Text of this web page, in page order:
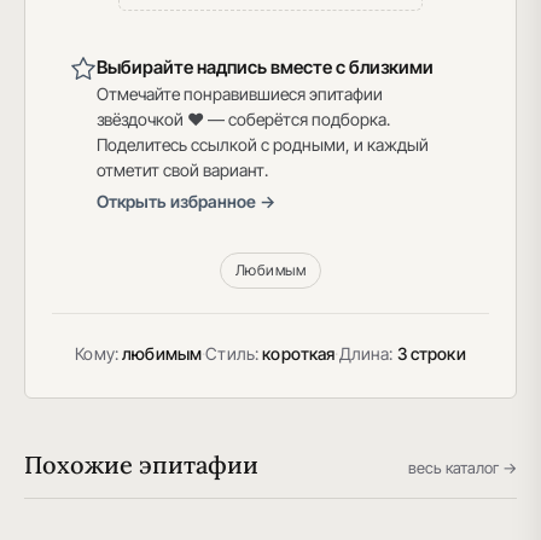
Выбирайте надпись вместе с близкими
Отмечайте понравившиеся эпитафии
звёздочкой ♥ — соберётся подборка.
Поделитесь ссылкой с родными, и каждый
отметит свой вариант.
Открыть избранное →
Любимым
Кому:любимым·Стиль:короткая·Длина: 3 строки
Похожие эпитафии весь каталог →